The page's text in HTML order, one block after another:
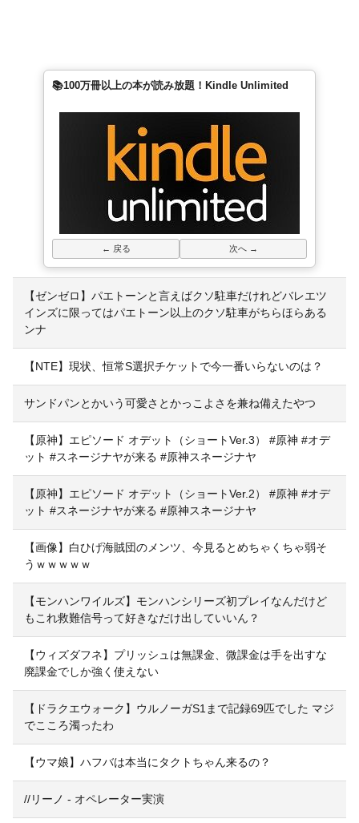
📚100万冊以上の本が読み放題！Kindle Unlimited
← 戻る 次へ →
【ゼンゼロ】パエトーンと言えばクソ駐車だけれどバレエツ
インズに限ってはパエトーン以上のクソ駐車がちらほらある
ンナ
【NTE】現状、恒常S選択チケットで今一番いらないのは？
サンドパンとかいう可愛さとかっこよさを兼ね備えたやつ
【原神】エピソード オデット（ショートVer.3） #原神 #オデ
ット #スネージナヤが来る #原神スネージナヤ
【原神】エピソード オデット（ショートVer.2） #原神 #オデ
ット #スネージナヤが来る #原神スネージナヤ
【画像】白ひげ海賊団のメンツ、今見るとめちゃくちゃ弱そ
うｗｗｗｗｗ
【モンハンワイルズ】モンハンシリーズ初プレイなんだけど
もこれ救難信号って好きなだけ出していいん？
【ウィズダフネ】プリッシュは無課金、微課金は手を出すな
廃課金でしか強く使えない
【ドラクエウォーク】ウルノーガS1まで記録69匹でした マジ
でこころ濁ったわ
【ウマ娘】ハフバは本当にタクトちゃん来るの？
//リーノ - オペレーター実演